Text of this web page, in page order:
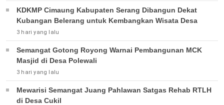
KDKMP Cimaung Kabupaten Serang Dibangun Dekat
Kubangan Belerang untuk Kembangkan Wisata Desa
3 hari yang lalu
Semangat Gotong Royong Warnai Pembangunan MCK
Masjid di Desa Polewali
3 hari yang lalu
Mewarisi Semangat Juang Pahlawan Satgas Rehab RTLH
di Desa Cukil